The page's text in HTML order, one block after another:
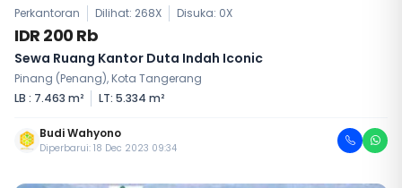
Perkantoran Dilihat: 268X Disuka: 0X
IDR 200 Rb
Sewa Ruang Kantor Duta Indah Iconic
Pinang (Penang), Kota Tangerang
LB : 7.463 m²
LT: 5.334 m²
Budi Wahyono
Diperbarui: 18 Dec 2023 09:34